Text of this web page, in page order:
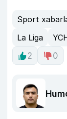
Sport
La Liga
2
0